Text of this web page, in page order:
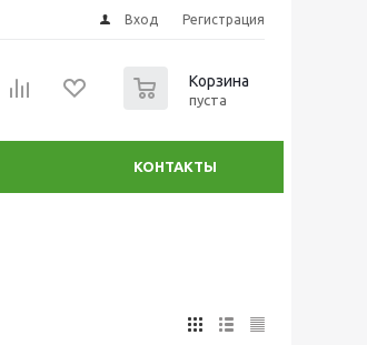
Вход Регистрация
Корзина
пуста
КОНТАКТЫ